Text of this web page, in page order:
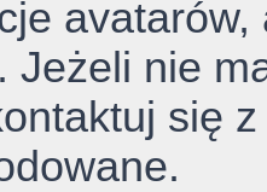
Jeżeli nie
się